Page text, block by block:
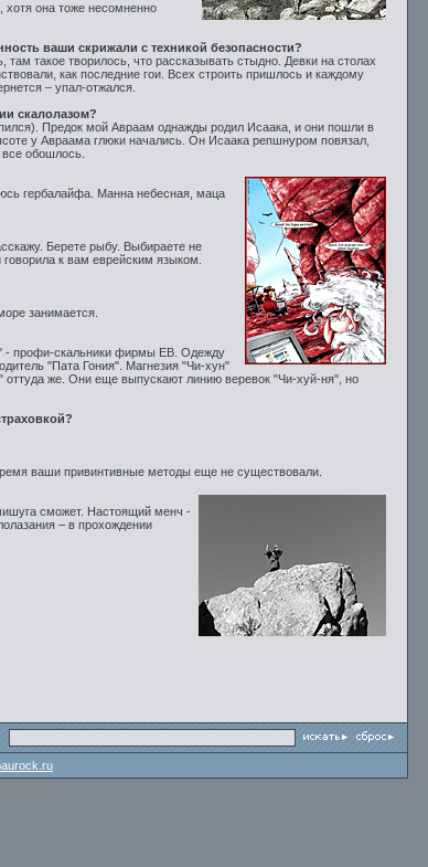
она тоже несомненно
ваши скрижали с техникой безопасности?
там такое творилось, что рассказывать стыдно. Девки на столах
как последние гои. Всех строить пришлось и каждому
– упал-отжался.
скалолазом?
Предок мой Авраам однажды родил Исаака, и они пошли в
у Авраама глюки начались. Он Исаака репшнуром повязал,
обошлось.
гербалайфа. Манна небесная, маца
Берете рыбу. Выбираете не
к вам еврейским языком.
занимается.
профи-скальники фирмы EB. Одежду
"Пата Гония". Магнезия "Чи-хун"
оттуда же. Они еще выпускают линию веревок "Чи-хуй-ня", но
ваши привинтивные методы еще не существовали.
сможет. Настоящий менч -
– в прохождении